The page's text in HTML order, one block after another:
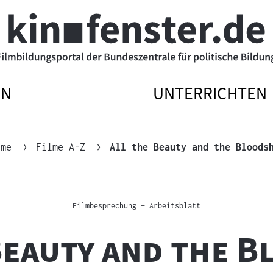
UNTERRICHTEN
Filme A-Z All the Beauty and the
Kategorie:
Filmbesprechung + Arbeitsblatt
and the